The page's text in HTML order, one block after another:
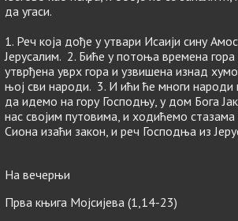
да угаси.
1. Реч која дође у утвари Исаији сину
Јерусалим. 2. Биће у потоња времена
утврђена уврх гора и узвишена изнад
њој сви народи. 3. И ићи ће многи народи
да идемо на гору Господњу, у дом Бога
нас својим путовима, и ходићемо стазама
Сиона изаћи закон, и реч Господња из
На вечерњи
Прва књига Мојсијева (1,14-23)